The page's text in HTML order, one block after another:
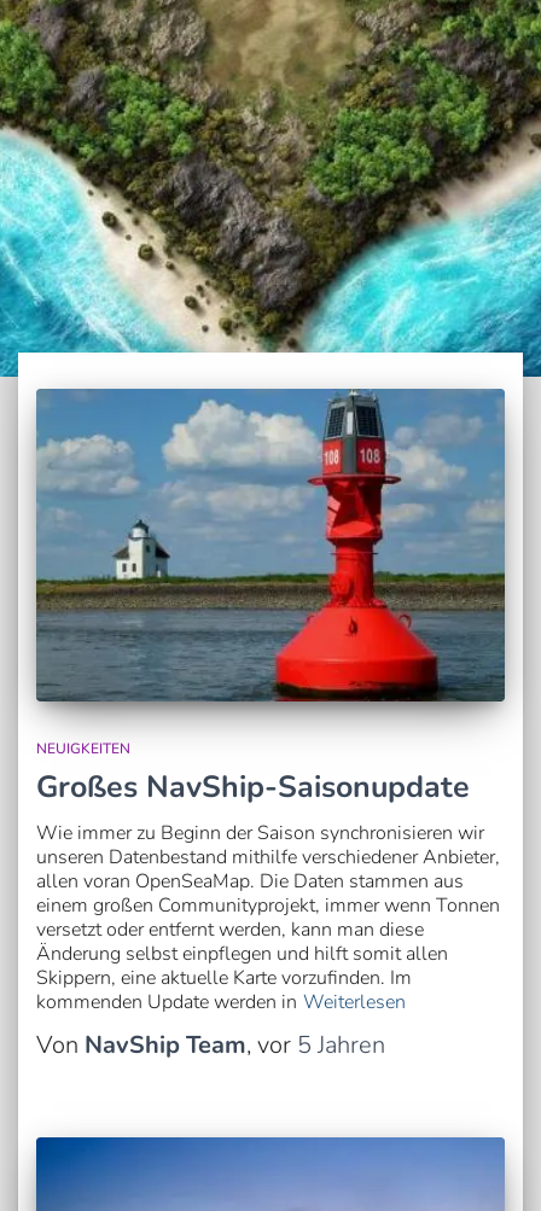
NEUIGKEITEN
Großes NavShip-Saisonupdate
Wie immer zu Beginn der Saison synchronisieren wir
unseren Datenbestand mithilfe verschiedener Anbieter,
allen voran OpenSeaMap. Die Daten stammen aus
einem großen Communityprojekt, immer wenn Tonnen
versetzt oder entfernt werden, kann man diese
Änderung selbst einpflegen und hilft somit allen
Skippern, eine aktuelle Karte vorzufinden. Im
kommenden Update werden in Weiterlesen
Von NavShip Team, vor 5 Jahren